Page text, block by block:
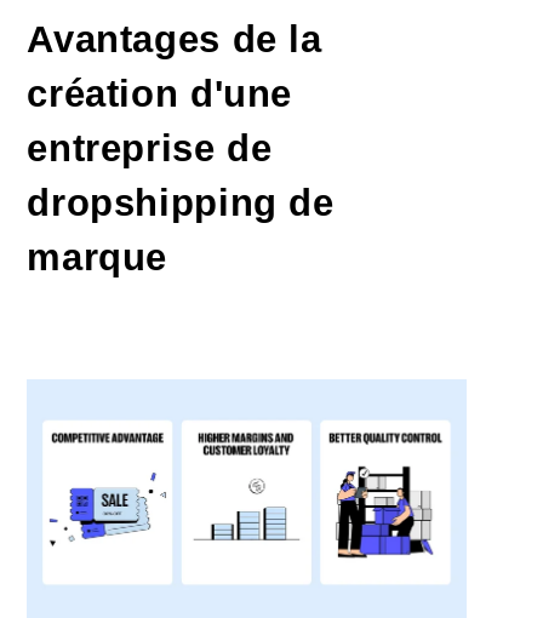
Avantages de la
création d'une
entreprise de
dropshipping de
marque